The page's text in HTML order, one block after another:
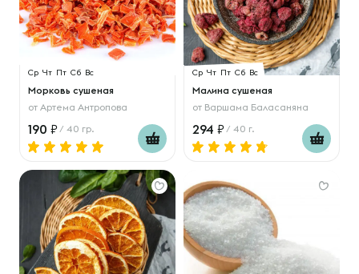
Ср Чт Пт Сб Вс
Морковь сушеная
от Артема Антропова
190 / 40 гр.
Ср Чт Пт Сб Вс
Малина сушеная
от Варшама Баласаняна
294 / 40 г.